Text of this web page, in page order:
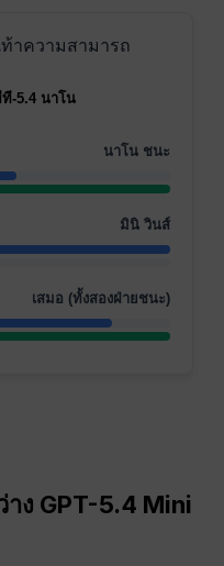
าความสามารถ
-5.4 นาโน
นาโน ชนะ
มินิ วินส์
เสมอ (ทั้งสองฝ่ายชนะ)
ง GPT-5.4 Mini